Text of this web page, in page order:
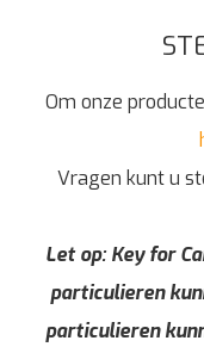
Om onze
Vragen kunt u
Let op: Key for
particulieren
particulieren